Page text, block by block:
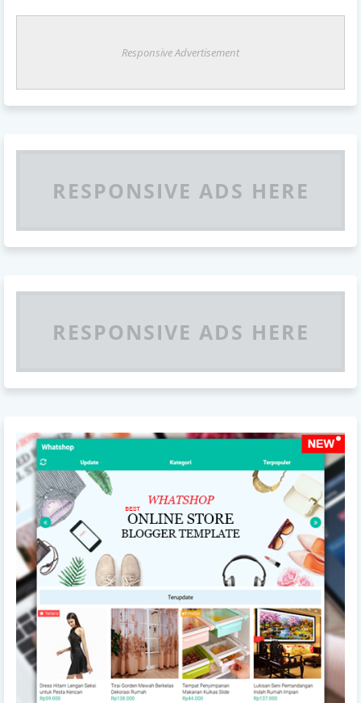
Responsive Advertisement
RESPONSIVE ADS HERE
RESPONSIVE ADS HERE